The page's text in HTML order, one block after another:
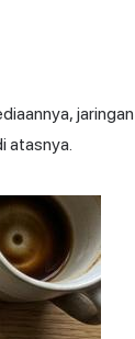
jaringan
atasnya.